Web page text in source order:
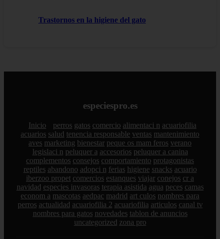
Trastornos en la higiene del gato
especiespro.es
Inicio perros gatos comercio alimentaci n acuariofilia
acuarios salud tenencia responsable ventas mantenimiento
aves marketing bienestar peque os mam feros verano
legislaci n peluquer a accesorios peluquer a canina
complementos consejos comportamiento protagonistas
reptiles abandono adopci n ferias higiene snacks acuario
iberzoo propet comercios estanques viajar conejos cr a
navidad especies invasoras terapia asistida agua peces camas
econom a mascotas aedpac madrid art culos nombres para
perros actualidad acuariofilia 2 acuariofilia articulos canal tv
nombres para gatos novedades tablon de anuncios
uncategorized zona pro